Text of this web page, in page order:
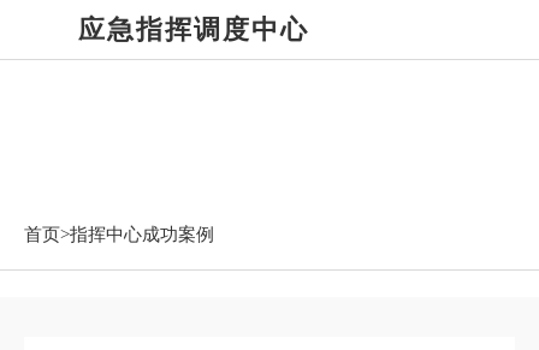
应急指挥调度中心
首页>指挥中心成功案例